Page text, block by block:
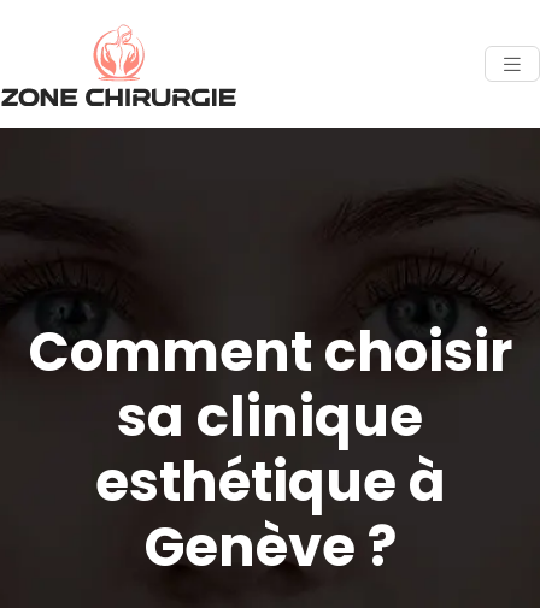
Comment choisir
sa clinique
esthétique à
Genève ?